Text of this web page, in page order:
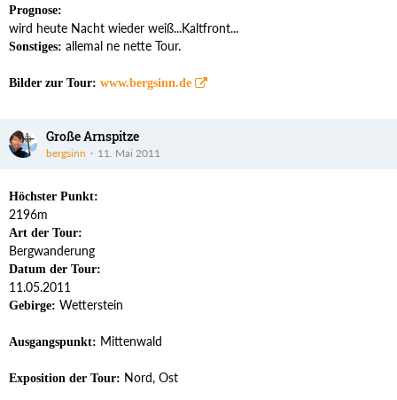
Prognose:
wird heute Nacht wieder weiß...Kaltfront...
Sonstiges: allemal ne nette Tour.
Bilder zur Tour: www.bergsinn.de
Große Arnspitze
bergsinn 11. Mai 2011
Höchster Punkt:
2196m
Art der Tour:
Bergwanderung
Datum der Tour:
11.05.2011
Gebirge: Wetterstein
Ausgangspunkt: Mittenwald
Exposition der Tour: Nord, Ost